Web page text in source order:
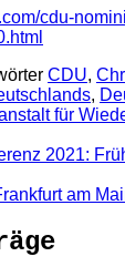
cdu-
CDU,
,
für
2021:
am